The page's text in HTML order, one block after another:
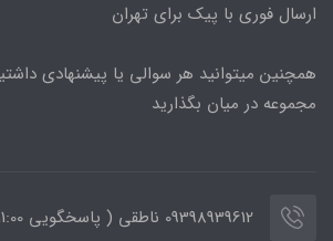
ارسال فوری با پیک برای تهران
همچنین میتوانید هر سوالی یا پیشنهادی
مجموعه در میان بگذارید
09398939612 ناطقی ( پاسخگویی 11:00 تا ۲۰:00)